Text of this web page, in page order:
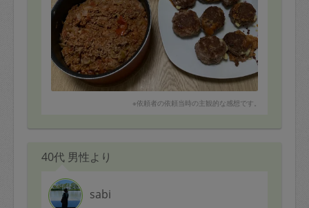
※依頼者の依頼当時の主観的な感想です。
40代 男性より
sabi